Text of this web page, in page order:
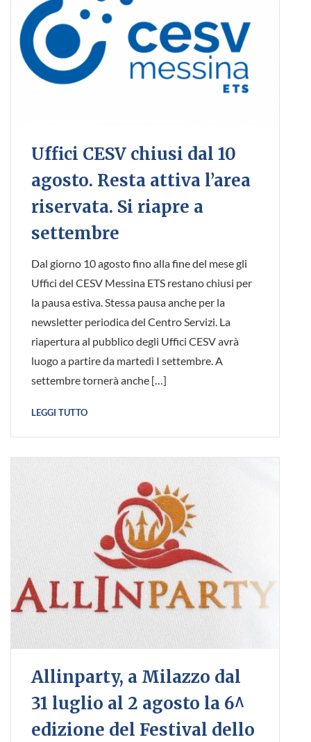
Uffici CESV chiusi dal 10
agosto. Resta attiva l’area
riservata. Si riapre a
settembre
Dal giorno 10 agosto fino alla fine del mese gli
Uffici del CESV Messina ETS restano chiusi per
la pausa estiva. Stessa pausa anche per la
newsletter periodica del Centro Servizi. La
riapertura al pubblico degli Uffici CESV avrà
luogo a partire da martedì I settembre. A
settembre tornerà anche […]
LEGGI TUTTO
Allinparty, a Milazzo dal
31 luglio al 2 agosto la 6^
edizione del Festival dello